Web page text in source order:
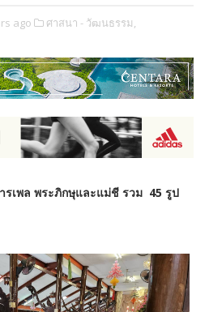
ago ศาสนา - วัฒนธรรม,
รเพล พระภิกษุและแม่ชี รวม 45 รูป